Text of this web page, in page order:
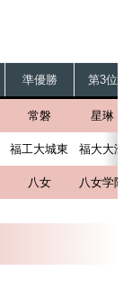
準優勝 第3位
常磐 星琳
福工大城東 福大大濠
八女 八女学院